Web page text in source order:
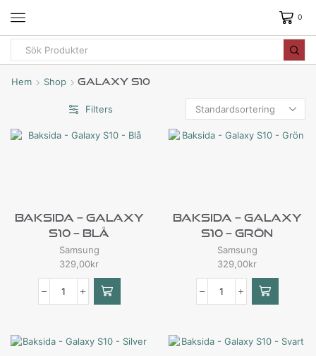
0
Hem Shop Galaxy S10
Filters
Baksida – Galaxy
S10 – Blå
Samsung
329,00kr
Baksida – Galaxy
S10 – Grön
Samsung
329,00kr